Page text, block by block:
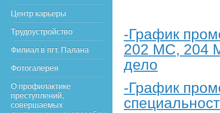
Центр карьеры
Трудоустройство
Филиал в пгт. Палана
Фотогалерея
О профилактике
преступлений,
совершаемых
-График
202 МС, 204
дело
-График